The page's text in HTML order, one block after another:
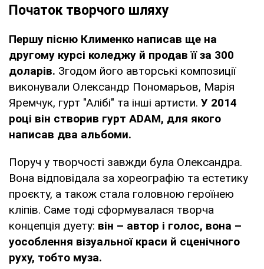
Початок творчого шляху
Першу пісню Клименко написав ще на
другому курсі коледжу й продав її за 300
доларів. Згодом його авторські композиції
виконували Олександр Пономарьов, Марія
Яремчук, гурт "Алібі" та інші артисти. У 2014
році він створив гурт ADAM, для якого
написав два альбоми.
Поруч у творчості завжди була Олександра.
Вона відповідала за хореографію та естетику
проєкту, а також стала головною героїнею
кліпів. Саме тоді сформувалася творча
концепція дуету: він – автор і голос, вона –
уособлення візуальної краси й сценічного
руху, тобто муза.